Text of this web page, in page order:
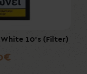
Pineapple Extra
10's (Filter)